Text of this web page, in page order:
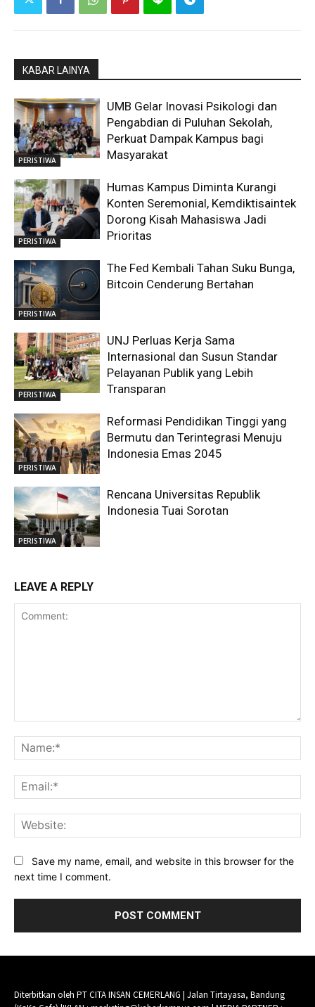
KABAR LAINYA
PERISTIWA
UMB Gelar Inovasi Psikologi dan
Pengabdian di Puluhan Sekolah,
Perkuat Dampak Kampus bagi
Masyarakat
PERISTIWA
Humas Kampus Diminta Kurangi
Konten Seremonial, Kemdiktisaintek
Dorong Kisah Mahasiswa Jadi
Prioritas
PERISTIWA
The Fed Kembali Tahan Suku Bunga,
Bitcoin Cenderung Bertahan
PERISTIWA
UNJ Perluas Kerja Sama
Internasional dan Susun Standar
Pelayanan Publik yang Lebih
Transparan
PERISTIWA
Reformasi Pendidikan Tinggi yang
Bermutu dan Terintegrasi Menuju
Indonesia Emas 2045
PERISTIWA
Rencana Universitas Republik
Indonesia Tuai Sorotan
LEAVE A REPLY
Save my name, email, and website in this browser for the
next time I comment.
Diterbitkan oleh PT CITA INSAN CEMERLANG | Jalan Tirtayasa, Bandung